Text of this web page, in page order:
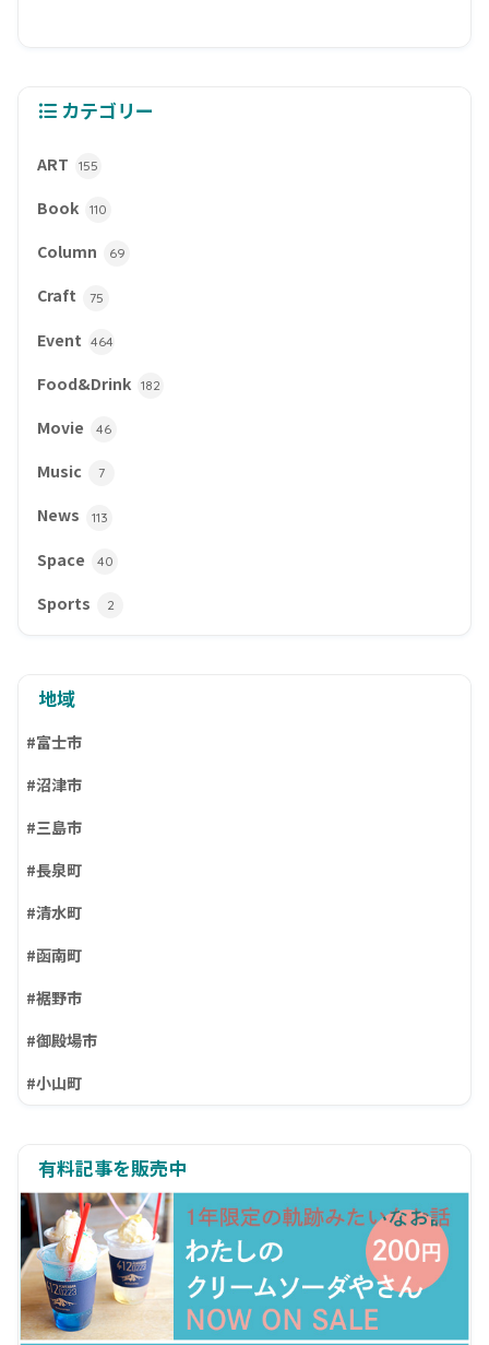
カテゴリー
ART 155
Book 110
Column 69
Craft 75
Event 464
Food&Drink 182
Movie 46
Music 7
News 113
Space 40
Sports 2
地域
#富士市
#沼津市
#三島市
#長泉町
#清水町
#函南町
#裾野市
#御殿場市
#小山町
有料記事を販売中